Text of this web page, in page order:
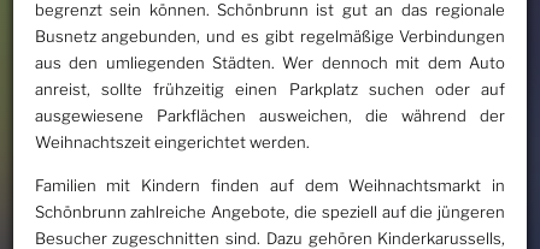
begrenzt sein können. Schönbrunn ist gut an das regionale
Busnetz angebunden, und es gibt regelmäßige Verbindungen
aus den umliegenden Städten. Wer dennoch mit dem Auto
anreist, sollte frühzeitig einen Parkplatz suchen oder auf
ausgewiesene Parkflächen ausweichen, die während der
Weihnachtszeit eingerichtet werden.
Familien mit Kindern finden auf dem Weihnachtsmarkt in
Schönbrunn zahlreiche Angebote, die speziell auf die jüngeren
Besucher zugeschnitten sind. Dazu gehören Kinderkarussells,